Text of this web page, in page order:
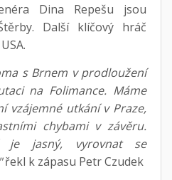
Dina Repešu jsou
Další klíčový hráč
s Brnem v prodloužení
na Folimance. Máme
vzájemné utkání v Praze,
chybami v závěru.
je jasný, vyrovnat se
řekl k zápasu Petr Czudek